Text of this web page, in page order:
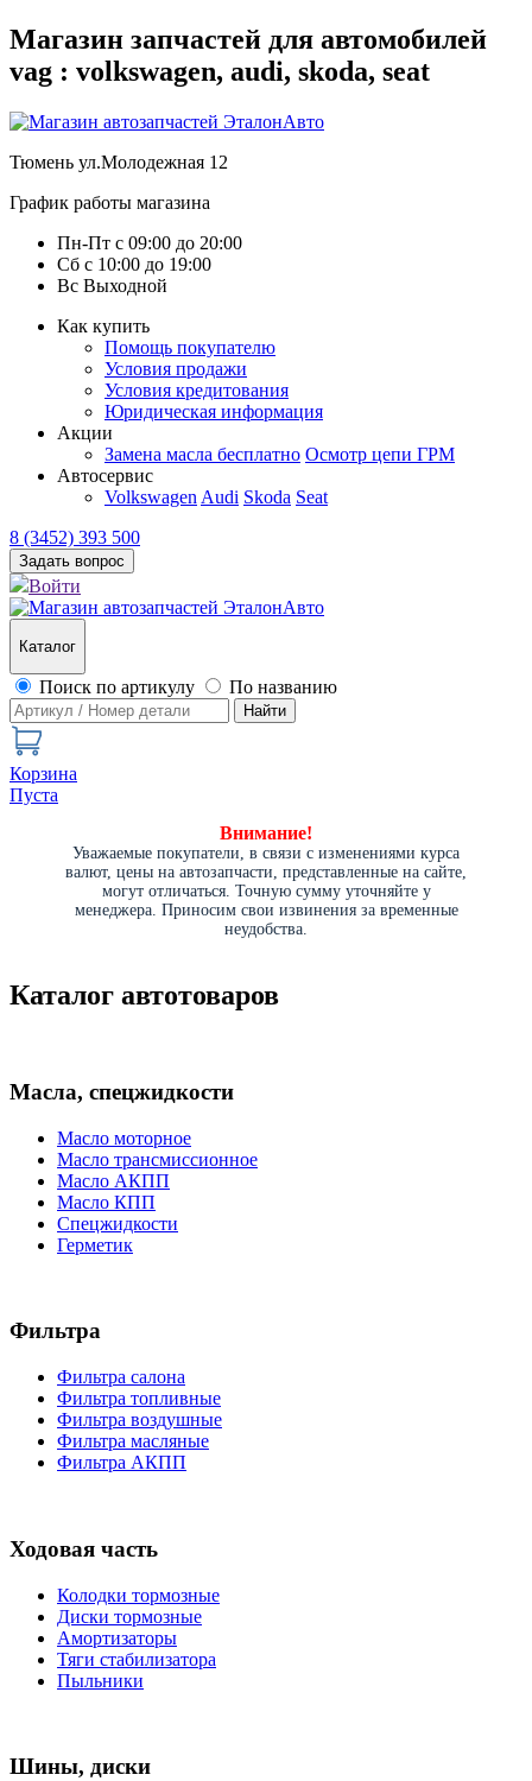
Магазин запчастей для автомобилей
vag : volkswagen, audi, skoda, seat
Тюмень ул.Молодежная 12
График работы магазина
Пн-Пт с 09:00 до 20:00
Сб с 10:00 до 19:00
Вс Выходной
Как купить
Помощь покупателю
Условия продажи
Условия кредитования
Юридическая информация
Акции
Замена масла бесплатно Осмотр цепи ГРМ
Автосервис
Volkswagen Audi Skoda Seat
8 (3452) 393 500
Задать вопрос
Войти
Каталог
Поиск по артикулу По названию
Найти
Корзина
Пуста
Внимание!
Уважаемые покупатели, в связи с изменениями курса
валют, цены на автозапчасти, представленные на сайте,
могут отличаться. Точную сумму уточняйте у
менеджера. Приносим свои извинения за временные
неудобства.
Каталог автотоваров
Масла, спецжидкости
Масло моторное
Масло трансмиссионное
Масло АКПП
Масло КПП
Спецжидкости
Герметик
Фильтра
Фильтра салона
Фильтра топливные
Фильтра воздушные
Фильтра масляные
Фильтра АКПП
Ходовая часть
Колодки тормозные
Диски тормозные
Амортизаторы
Тяги стабилизатора
Пыльники
Шины, диски